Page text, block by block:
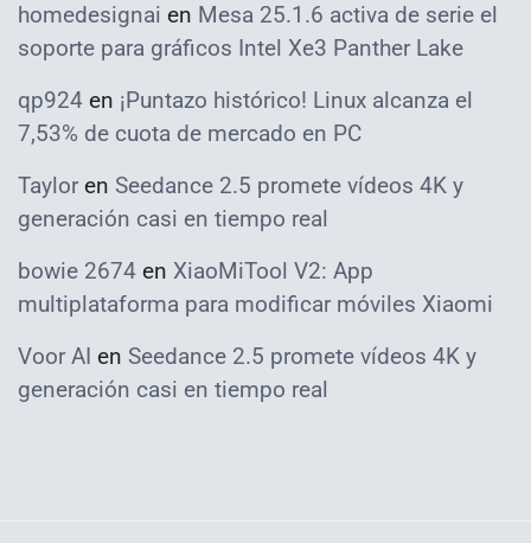
homedesignai en Mesa 25.1.6 activa de serie el
soporte para gráficos Intel Xe3 Panther Lake
qp924 en ¡Puntazo histórico! Linux alcanza el
7,53% de cuota de mercado en PC
Taylor en Seedance 2.5 promete vídeos 4K y
generación casi en tiempo real
bowie 2674 en XiaoMiTool V2: App
multiplataforma para modificar móviles Xiaomi
Voor AI en Seedance 2.5 promete vídeos 4K y
generación casi en tiempo real